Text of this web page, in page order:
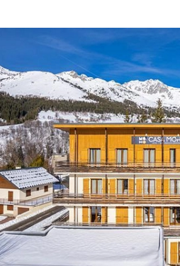
vrienden.Let op: De chalets en
over een heuvelachtig terrein en
ligging, tot ca. 200 meter van de
is gebouwd op een helling en bevat
minder geschikt is voor gasten die